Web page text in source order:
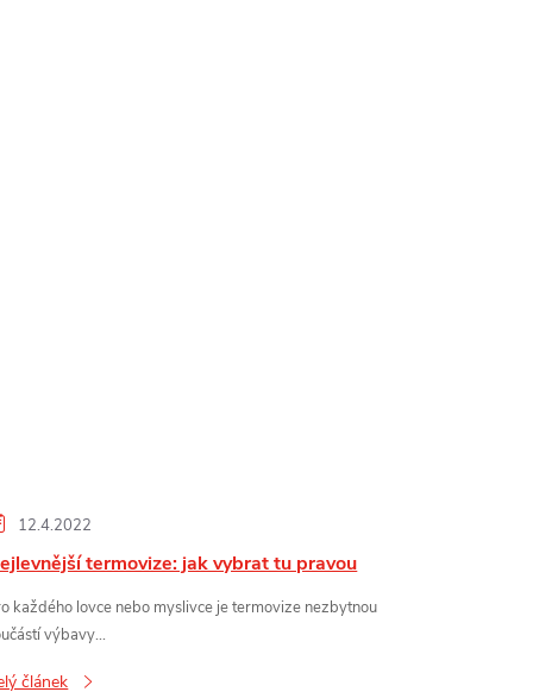
12.4.2022
termovize: jak vybrat tu pravou
každého lovce nebo myslivce je termovize nezbytnou
výbavy...
článek